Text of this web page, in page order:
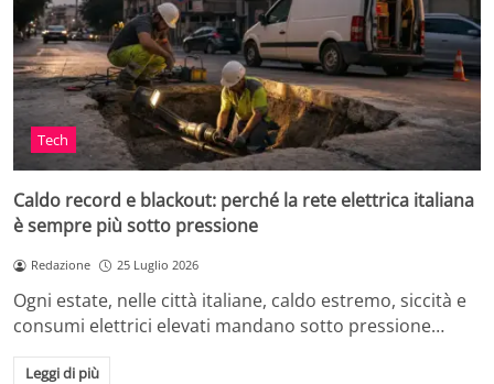
Tech
Caldo record e blackout: perché la rete elettrica italiana
è sempre più sotto pressione
Redazione 25 Luglio 2026
Ogni estate, nelle città italiane, caldo estremo, siccità e
consumi elettrici elevati mandano sotto pressione…
Leggi di più